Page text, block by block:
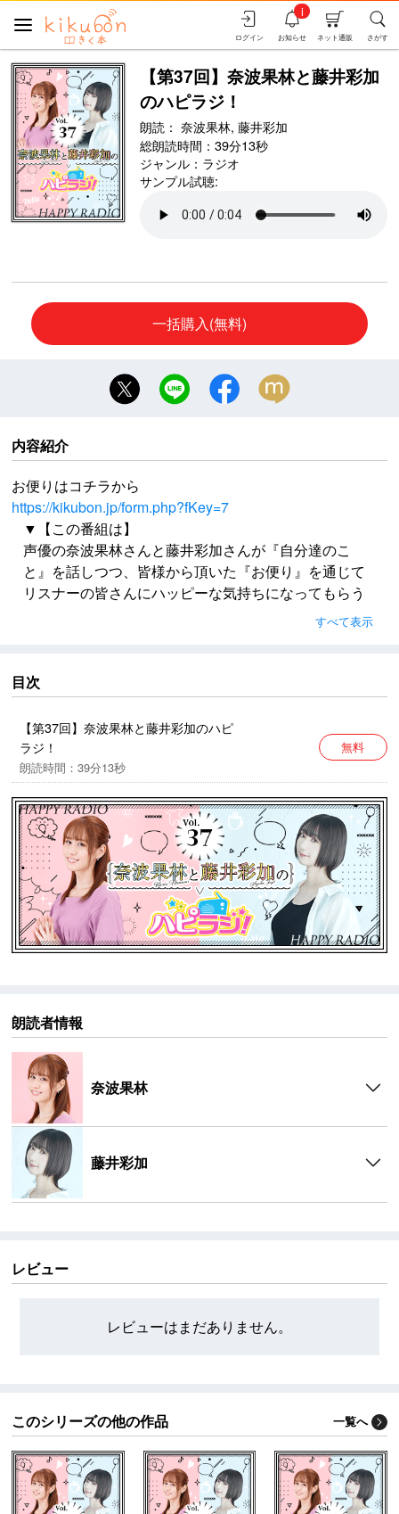
さがす
ネット通販
お知らせ
i
ログイン
【第37回】奈波果林と藤井彩加
のハピラジ！
朗読： 奈波果林, 藤井彩加
総朗読時間：39分13秒
ジャンル： ラジオ
サンプル試聴:
一括購入(無料)
内容紹介
お便りはコチラから
https://kikubon.jp/form.php?fKey=7
▼【この番組は】
声優の奈波果林さんと藤井彩加さんが『自分達のこ
と』を話しつつ、皆様から頂いた『お便り』を通じて
リスナーの皆さんにハッピーな気持ちになってもらう
時々、番組内で『言葉』のチャンバラや殺陣を行うこ
リスナーの皆に元気を出して貰ったり＆逆に励まして
貰ったりもすることもあるかも？
お便りはコチラから
https://kikubon.jp/form.php?fKey=7
楽曲提供：ハサミマン / 後藤まりこ
▼【パーソナリティ】
奈波 果林（Karin Nanami）
誕生日：1月7日
出身地：北海道
方言：北海道弁
血液型：A型
趣味・特技：ミニチュアフィギュア収集、スポーツチ
藤井 彩加（Ayaka Fujii）
誕生日：8月16日
出身地：茨城県
血液型：O型
趣味・特技：ご飯を食べること、楽器（トランペッ
ト、ベース）、殺陣、ダーツ
▼『ハピラジ！』とは
ハピラジ！は2013年から放送している声優＆アイドル
ハピラジ！はペットショップに行く前にペットの里親
締め切りなどの情報はハピラジ公式「X」にてご案内を
させて頂いております。
すべて表示
目次
【第37回】奈波果林と藤井彩加のハピ
ラジ！
朗読時間：39分13秒
無料
朗読者情報
奈波果林
藤井彩加
レビュー
レビューはまだありません。
このシリーズの他の作品 一覧へ